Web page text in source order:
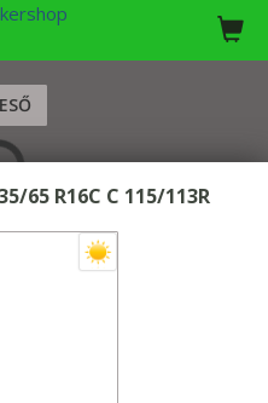
65 R16C C 115/113R